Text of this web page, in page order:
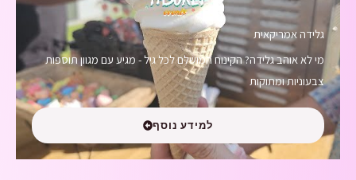
גלידה אמריקאית
מי לא אוהב גלידה? הקינוח המושלם לכל גיל - מגיע עם מגוון תוספות
צבעוניות ומתוקות
למידע נוסף